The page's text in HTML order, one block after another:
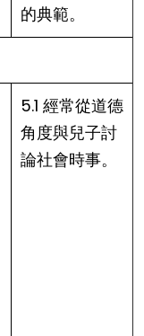
的典範。
5.1 經常從道德
角度與兒子討
論社會時事。